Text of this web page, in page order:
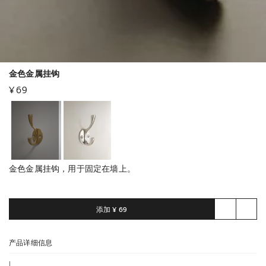
金色金属挂钩
¥ 69
金色金属挂钩，用于固定在墙上。
添加¥ 69
产品详细信息